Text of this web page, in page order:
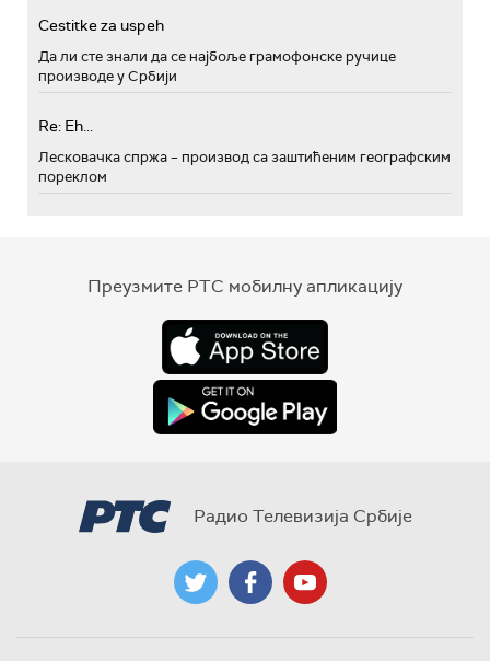
Cestitke za uspeh
Да ли сте знали да се најбоље грамофонске ручице
производе у Србији
Re: Eh...
Лесковачка спржа – производ са заштићеним географским
пореклом
Преузмите РТС мобилну апликацију
Радио Телевизија Србије